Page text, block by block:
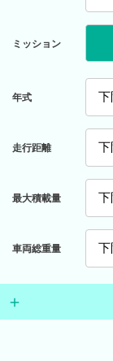
ミッション
年式
走行距離
最大積載量
車両総重量